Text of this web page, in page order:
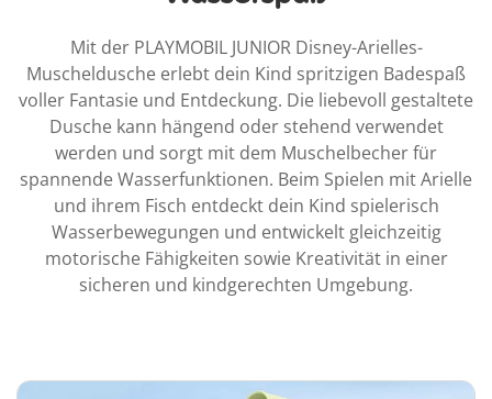
Mit der PLAYMOBIL JUNIOR Disney-Arielles-
Muscheldusche erlebt dein Kind spritzigen Badespaß
voller Fantasie und Entdeckung. Die liebevoll gestaltete
Dusche kann hängend oder stehend verwendet
werden und sorgt mit dem Muschelbecher für
spannende Wasserfunktionen. Beim Spielen mit Arielle
und ihrem Fisch entdeckt dein Kind spielerisch
Wasserbewegungen und entwickelt gleichzeitig
motorische Fähigkeiten sowie Kreativität in einer
sicheren und kindgerechten Umgebung.